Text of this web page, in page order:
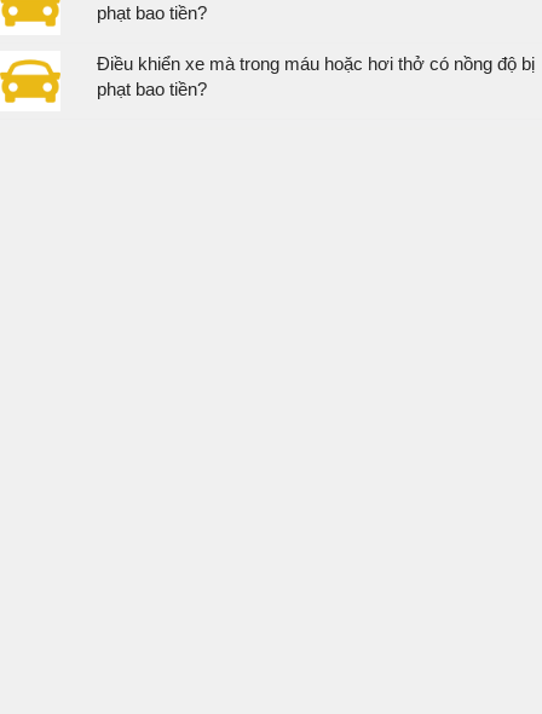
phạt bao tiền?
Điều khiển xe mà trong máu hoặc hơi thở có nồng độ bị
phạt bao tiền?